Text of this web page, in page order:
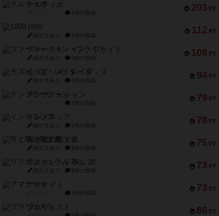
203 PT
クルティボ
1件の投稿
112 PT
1809
紹介文あり 1件の投稿
108 PT
ファースト・イン・フライト
紹介文あり 3件の投稿
94 PT
モズビ－ズ・レイダ－ズ
紹介文あり 1件の投稿
79 PT
テンプテーション
2件の投稿
78 PT
インドネシア
紹介文あり 2件の投稿
75 PT
宵と暁の呪文書
紹介文あり 8件の投稿
73 PT
リスボン・トラム 28
紹介文あり 9件の投稿
73 PT
アマナイト
1件の投稿
66 PT
ブラヴェスト